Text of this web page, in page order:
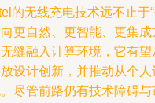
的无线充电技术远不止于
更自然、更智能、更集
缝融入计算环境，它有
设计创新，并推动从个
尽管前路仍有技术障碍